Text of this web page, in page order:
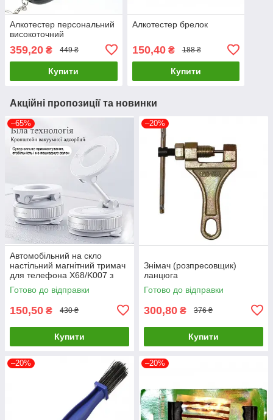
Алкотестер персональний
високоточний
359,20 ₴ 449 ₴
Купити
Алкотестер брелок
150,40₴ 188 ₴
Купити
Акційні пропозиції та новинки
–65%
Автомобільний на скло
настільний магнітний тримач
для телефона X68/K007 з
вакуумною присоскою 360°
Білий
Готово до відправки
150,50 ₴ 430 ₴
Купити
–20%
Знімач (розпресовщик)
ланцюга
Готово до відправки
300,80 ₴ 376 ₴
Купити
–20% –20%